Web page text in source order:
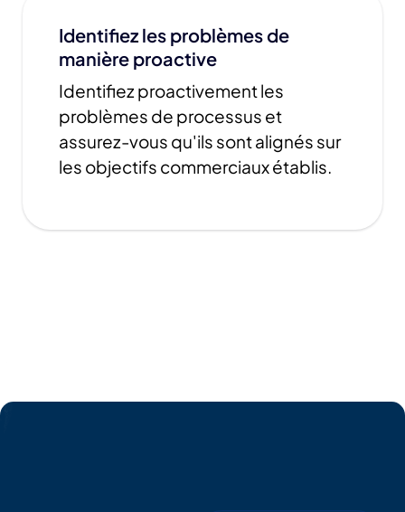
Identifiez les problèmes de
manière proactive
Identifiez proactivement les
problèmes de processus et
assurez-vous qu'ils sont alignés sur
les objectifs commerciaux établis.